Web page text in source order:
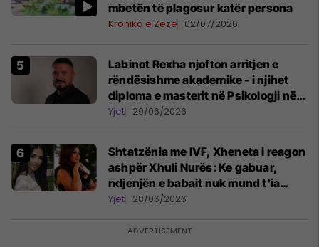
mbetën të plagosur katër persona
Kronika e Zezë 02/07/2026
Labinot Rexha njofton arritjen e
rëndësishme akademike - i njihet
diploma e masterit në Psikologji në
Zvicër
Yjet 29/06/2026
Shtatzënia me IVF, Xheneta i reagon
ashpër Xhuli Nurës: Ke gabuar,
ndjenjën e babait nuk mund t'ia
plotësosh kurrë
Yjet 28/06/2026